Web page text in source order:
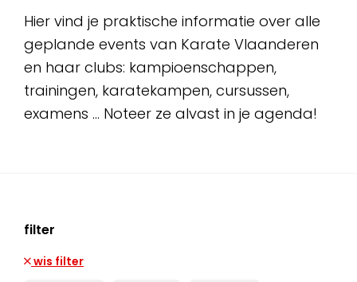
Hier vind je praktische informatie over alle
geplande events van Karate Vlaanderen
en haar clubs: kampioenschappen,
trainingen, karatekampen, cursussen,
examens … Noteer ze alvast in je agenda!
filter
wis filter